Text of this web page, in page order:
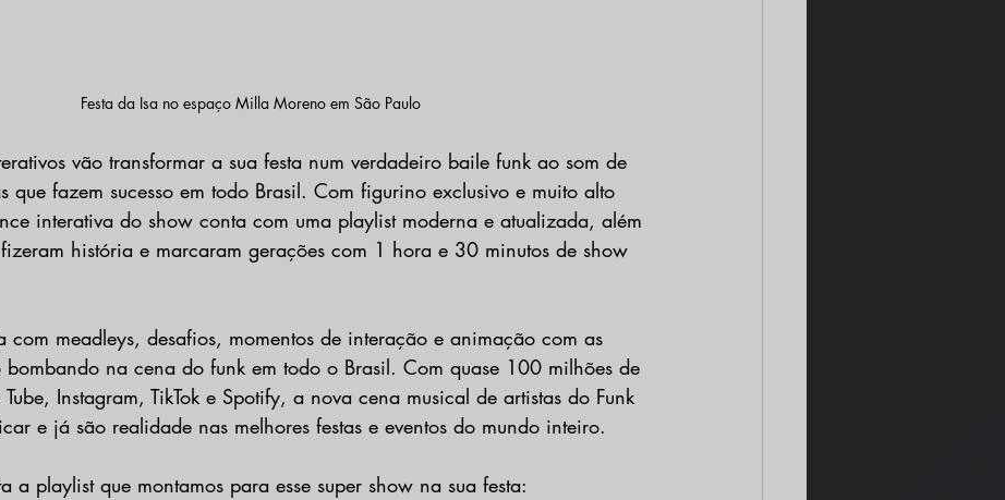
Festa da Isa no espaço Milla Moreno em São Paulo
vão transformar a sua festa num verdadeiro baile funk ao som de
que fazem sucesso em todo Brasil. Com figurino exclusivo e muito alto
interativa do show conta com uma playlist moderna e atualizada, além
história e marcaram gerações com 1 hora e 30 minutos de show
com meadleys, desafios, momentos de interação e animação com as
bombando na cena do funk em todo o Brasil. Com quase 100 milhões de
Tube, Instagram, TikTok e Spotify, a nova cena musical de artistas do Funk
e já são realidade nas melhores festas e eventos do mundo inteiro.
a playlist que montamos para esse super show na sua festa: